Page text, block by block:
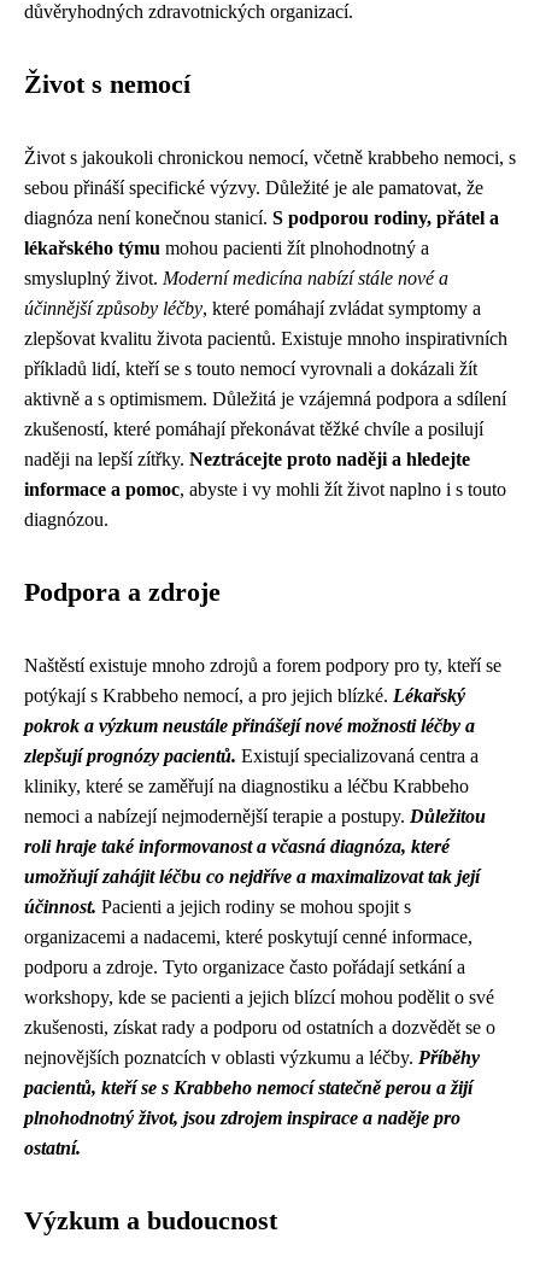
důvěryhodných zdravotnických organizací.
Život s nemocí
Život s jakoukoli chronickou nemocí, včetně krabbeho nemoci, s
sebou přináší specifické výzvy. Důležité je ale pamatovat, že
diagnóza není konečnou stanicí. S podporou rodiny, přátel a
lékařského týmu mohou pacienti žít plnohodnotný a
smysluplný život. Moderní medicína nabízí stále nové a
účinnější způsoby léčby, které pomáhají zvládat symptomy a
zlepšovat kvalitu života pacientů. Existuje mnoho inspirativních
příkladů lidí, kteří se s touto nemocí vyrovnali a dokázali žít
aktivně a s optimismem. Důležitá je vzájemná podpora a sdílení
zkušeností, které pomáhají překonávat těžké chvíle a posilují
naději na lepší zítřky. Neztrácejte proto naději a hledejte
informace a pomoc, abyste i vy mohli žít život naplno i s touto
diagnózou.
Podpora a zdroje
Naštěstí existuje mnoho zdrojů a forem podpory pro ty, kteří se
potýkají s Krabbeho nemocí, a pro jejich blízké. Lékařský
pokrok a výzkum neustále přinášejí nové možnosti léčby a
zlepšují prognózy pacientů. Existují specializovaná centra a
kliniky, které se zaměřují na diagnostiku a léčbu Krabbeho
nemoci a nabízejí nejmodernější terapie a postupy. Důležitou
roli hraje také informovanost a včasná diagnóza, které
umožňují zahájit léčbu co nejdříve a maximalizovat tak její
účinnost. Pacienti a jejich rodiny se mohou spojit s
organizacemi a nadacemi, které poskytují cenné informace,
podporu a zdroje. Tyto organizace často pořádají setkání a
workshopy, kde se pacienti a jejich blízcí mohou podělit o své
zkušenosti, získat rady a podporu od ostatních a dozvědět se o
nejnovějších poznatcích v oblasti výzkumu a léčby. Příběhy
pacientů, kteří se s Krabbeho nemocí statečně perou a žijí
plnohodnotný život, jsou zdrojem inspirace a naděje pro
ostatní.
Výzkum a budoucnost